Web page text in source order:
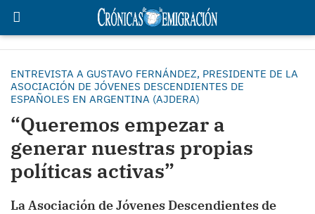
ENTREVISTA A GUSTAVO FERNÁNDEZ, PRESIDENTE DE LA
ASOCIACIÓN DE JÓVENES DESCENDIENTES DE
ESPAÑOLES EN ARGENTINA (AJDERA)
“Queremos empezar a
generar nuestras propias
políticas activas”
La Asociación de Jóvenes Descendientes de